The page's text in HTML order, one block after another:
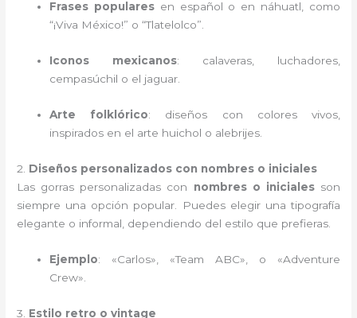
Frases popularesen español o en náhuatl, como
“¡Viva México!” o “Tlatelolco”.
Iconos mexicanos: calaveras, luchadores,
cempasúchil o el jaguar.
Arte folklórico: diseños con colores vivos,
inspirados en el arte huichol o alebrijes.
2. Diseños personalizados con nombres o iniciales
Las gorras personalizadas con nombres o inicialesson
siempre una opción popular. Puedes elegir una tipografía
elegante o informal, dependiendo del estilo que prefieras.
Ejemplo: «Carlos», «Team ABC», o «Adventure
Crew».
3. Estilo retro o vintage